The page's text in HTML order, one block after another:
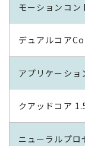
モーションコン
デュアルコア
アプリケーショ
クアッドコア
ニューラルプロ